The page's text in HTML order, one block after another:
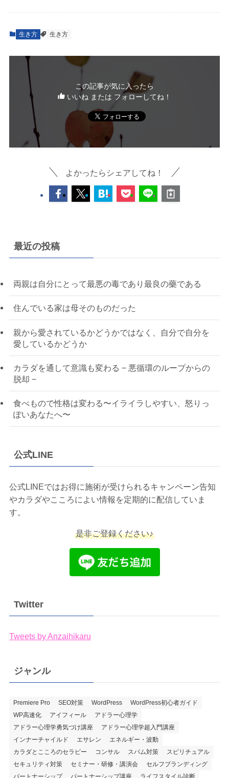
生き方 生き方
この記事が気に入ったら
いいね または フォローしてね！
よかったらシェアしてね！
最近の投稿
両親は自分にとって最悪の毒であり最良の藥である
住んでいる家は母そのものだった
親から愛されているかどうかではなく、自分で自分を
愛しているかどうか
カラダを通して意識も変わる − 悪循環のループからの
脱却 −
食べもので性格は変わる〜イライラしやすい、怒りっ
ぽいあなたへ〜
公式LINE
公式LINEではお得に施術が受けられるキャンペーン告知
やカラダやこころによい情報を定期的に配信していま
す。
是非ご登録ください♪
Twitter
Tweets by Anzaihikaru
ジャンル
Premiere Pro SEO対策 WordPress
WordPress初心者ガイド
WP高速化
アイフィール
アドラー心理学
アドラー心理学勇気づけ講座
アドラー心理学超入門講座
インナーチャイルド
エサレン
エネルギー・波動
カラダとこころのセラピー
コンサル スパム対策
スピリチュアル
セキュリティ対策
セミナー・研修・講演会
セルフブランディング